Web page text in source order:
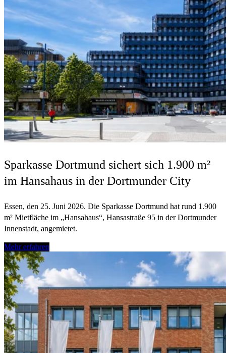
Sparkasse Dortmund sichert sich 1.900 m²
im Hansahaus in der Dortmunder City
Essen, den 25. Juni 2026. Die Sparkasse Dortmund hat rund 1.900
m² Mietfläche im „Hansahaus“, Hansastraße 95 in der Dortmunder
Innenstadt, angemietet.
Mehr erfahren